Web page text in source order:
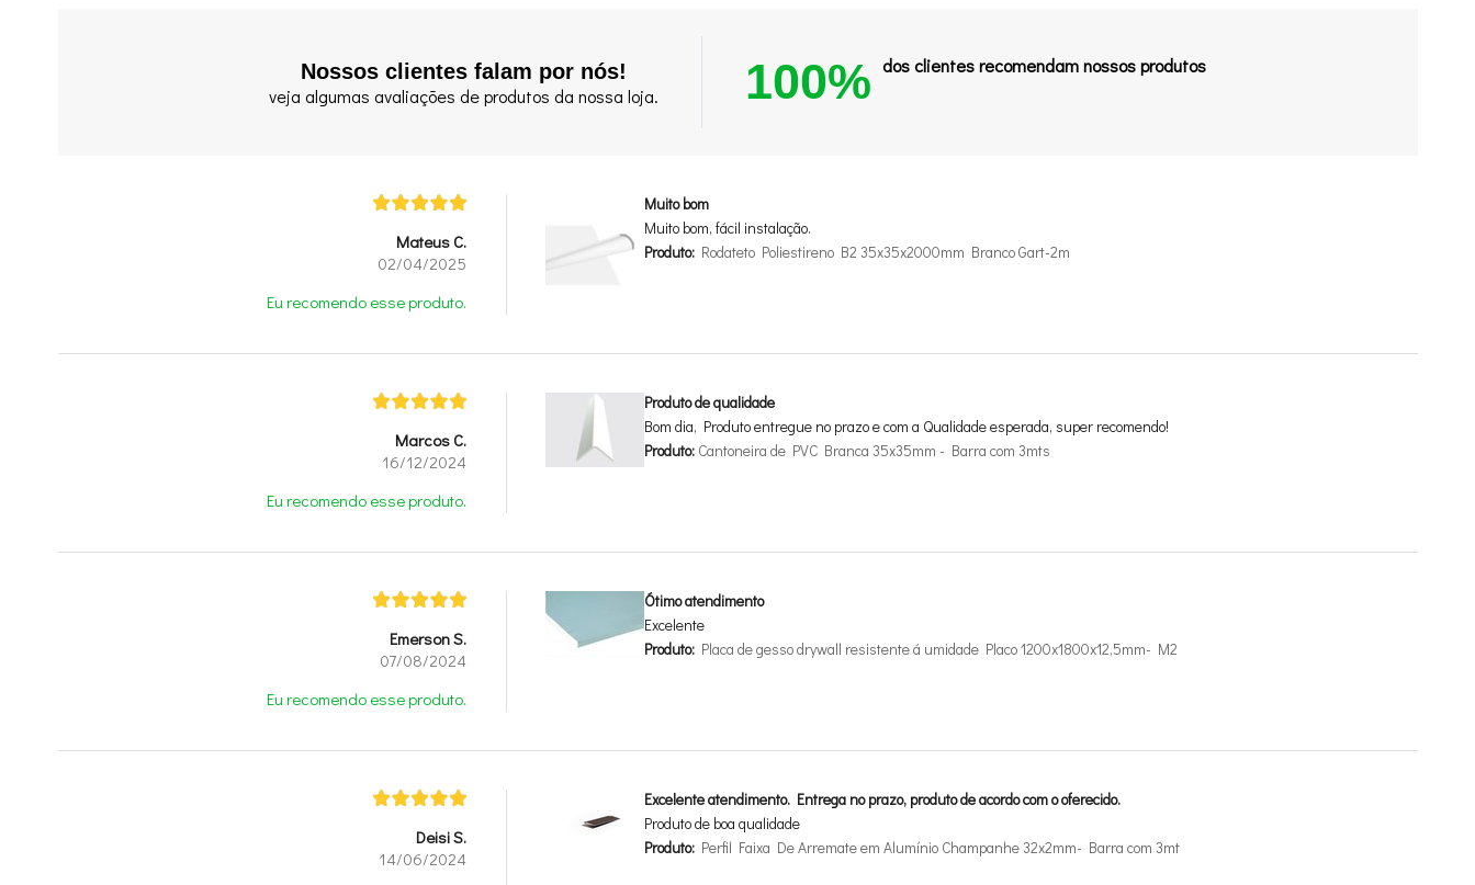
Nossos clientes falam por nós!
veja algumas avaliações de produtos da nossa loja. 100% dos clientes recomendam nossos produtos
Mateus C.
02/04/2025
Eu recomendo esse produto.
Muito bom
Muito bom, fácil instalação.
Produto: Rodateto Poliestireno B2 35x35x2000mm Branco Gart-2m
Marcos C.
16/12/2024
Eu recomendo esse produto.
Produto de qualidade
Bom dia, Produto entregue no prazo e com a Qualidade esperada, super recomendo!
Produto: Cantoneira de PVC Branca 35x35mm - Barra com 3mts
Emerson S.
07/08/2024
Eu recomendo esse produto.
Ótimo atendimento
Excelente
Produto: Placa de gesso drywall resistente á umidade Placo 1200x1800x12,5mm- M2
Deisi S.
14/06/2024
Excelente atendimento. Entrega no prazo, produto de acordo com o oferecido.
Produto de boa qualidade
Produto: Perfil Faixa De Arremate em Alumínio Champanhe 32x2mm- Barra com 3mt